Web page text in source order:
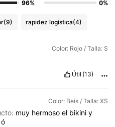
96% 0%
(9) rapidez logística(4)
Color: Rojo / Talla: S
Útil (13)
Color: Beis / Talla: XS
muy hermoso el bikini y
ó